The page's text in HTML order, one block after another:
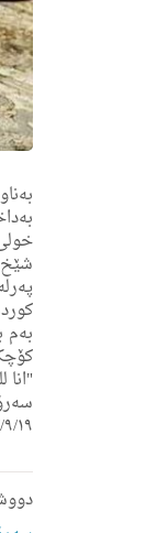
شێخ
بەم
"انا
دووشەممە,